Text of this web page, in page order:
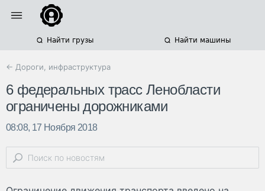
Найти грузы Найти машины
← Дороги, инфраструктура
6 федеральных трасс Ленобласти
ограничены дорожниками
08:08, 17 Ноября 2018